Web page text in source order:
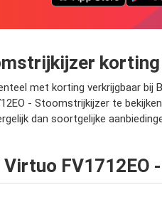
met korting verkrijgbaar
- Stoomstrijkijzer te
dan soortgelijke
FV1712EO